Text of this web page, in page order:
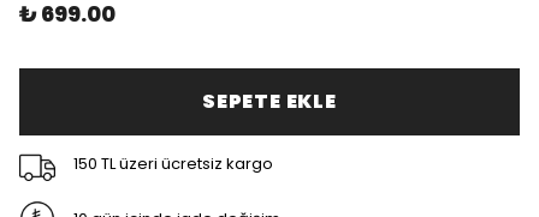
₺ 699.00
SEPETE EKLE
150 TL üzeri ücretsiz kargo